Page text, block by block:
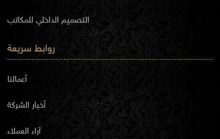
التصميم الداخلي للمكاتب
روابط سريعة
أعمالنا
أخبار الشركة
آراء العملاء